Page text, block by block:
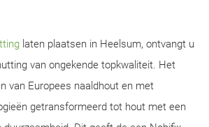
laten plaatsen in Heelsum, ontvangt u
van ongekende topkwaliteit. Het
van Europees naaldhout en met
getransformeerd tot hout met een